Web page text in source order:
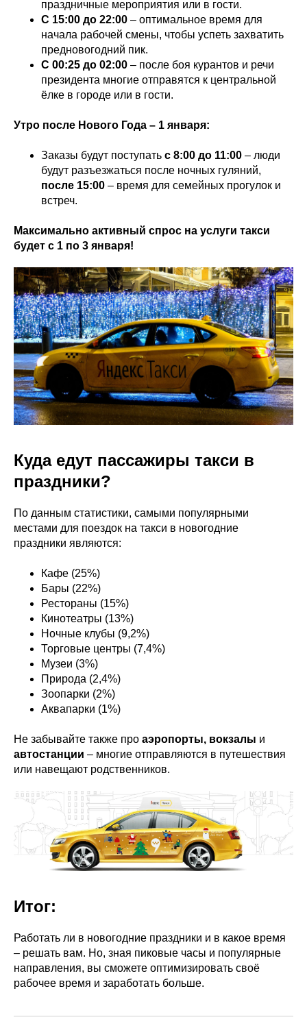
праздничные мероприятия или в гости.
С 15:00 до 22:00 – оптимальное время для
начала рабочей смены, чтобы успеть захватить
предновогодний пик.
С 00:25 до 02:00 – после боя курантов и речи
президента многие отправятся к центральной
ёлке в городе или в гости.
Утро после Нового Года – 1 января:
Заказы будут поступать с 8:00 до 11:00 – люди
будут разъезжаться после ночных гуляний,
после 15:00 – время для семейных прогулок и
встреч.
Максимально активный спрос на услуги такси
будет с 1 по 3 января!
Куда едут пассажиры такси в
праздники?
По данным статистики, самыми популярными
местами для поездок на такси в новогодние
праздники являются:
Кафе (25%)
Бары (22%)
Рестораны (15%)
Кинотеатры (13%)
Ночные клубы (9,2%)
Торговые центры (7,4%)
Музеи (3%)
Природа (2,4%)
Зоопарки (2%)
Аквапарки (1%)
Не забывайте также про аэропорты, вокзалы и
автостанции – многие отправляются в путешествия
или навещают родственников.
Итог:
Работать ли в новогодние праздники и в какое время
– решать вам. Но, зная пиковые часы и популярные
направления, вы сможете оптимизировать своё
рабочее время и заработать больше.